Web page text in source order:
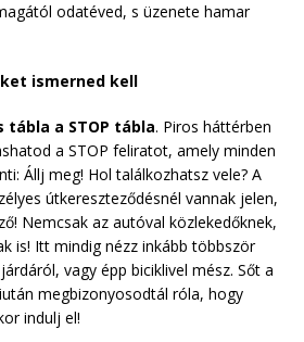
odatéved, s üzenete hamar
ismerned kell
a STOP tábla. Piros háttérben
a STOP feliratot, amely minden
Állj meg! Hol találkozhatsz vele? A
útkereszteződésnél vannak jelen,
Nemcsak az autóval közlekedőknek,
is! Itt mindig nézz inkább többször
vagy épp biciklivel mész. Sőt a
megbizonyosodtál róla, hogy
indulj el!